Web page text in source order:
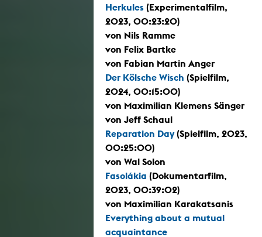
Herkules (Experimentalfilm,
2023, 00:23:20)
von Nils Ramme
von Felix Bartke
von Fabian Martin Anger
Der Kölsche Wisch (Spielfilm,
2024, 00:15:00)
von Maximilian Klemens Sänger
von Jeff Schaul
Reparation Day(Spielfilm, 2023,
00:25:00)
von Wal Solon
Fasolákia (Dokumentarfilm,
2023, 00:39:02)
von Maximilian Karakatsanis
Everything about a mutual
acquaintance